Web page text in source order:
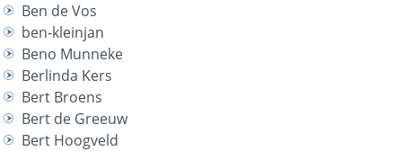
Ben de Vos
ben-kleinjan
Beno Munneke
Berlinda Kers
Bert Broens
Bert de Greeuw
Bert Hoogveld